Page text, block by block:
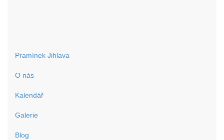
Pramínek Jihlava
O nás
Kalendář
Galerie
Blog